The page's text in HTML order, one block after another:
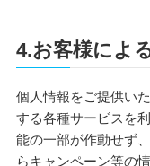
4.お客様によ
個人情報をご提供い
する各種サービスを
能の一部が作動せず
らキャンペーン等の